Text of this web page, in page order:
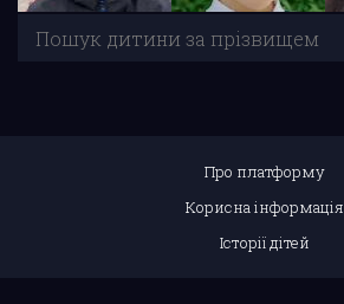
Про платформу
Корисна інформація
Історії дітей